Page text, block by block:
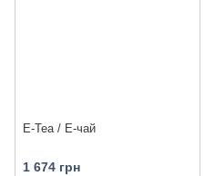
E-Tea / Е-чай
1 674 грн